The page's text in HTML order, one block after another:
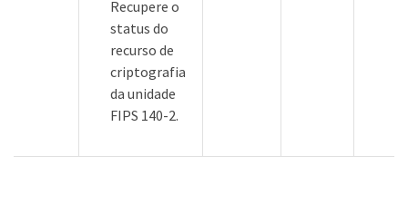
Recupere o
status do
recurso de
criptografia
da unidade
FIPS 140-2.